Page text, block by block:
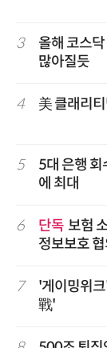
3
올해 코스
많아질듯
4 美 클래리
5
5대 은행
에 최대
6 단독 보험
정보보호
7
'게이밍위
戰'